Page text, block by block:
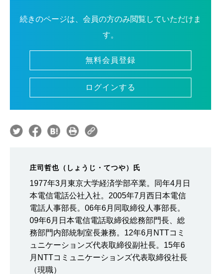
続きのページは、会員の方のみ閲覧していただけま
す。
無料会員登録
ログインする
庄司哲也（しょうじ・てつや）氏
1977年3月東京大学経済学部卒業。同年4月日
本電信電話公社入社。2005年7月西日本電信
電話人事部長。06年6月同取締役人事部長。
09年6月日本電信電話取締役総務部門長、総
務部門内部統制室長兼務。12年6月NTTコミ
ュニケーションズ代表取締役副社長。15年6
月NTTコミュニケーションズ代表取締役社長
（現職）